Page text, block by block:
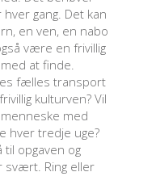
gang. Det kan
en ven, en nabo
være en frivillig
at finde.
fælles transport
kulturven? Vil
med
hver tredje uge?
opgaven og
svært. Ring eller